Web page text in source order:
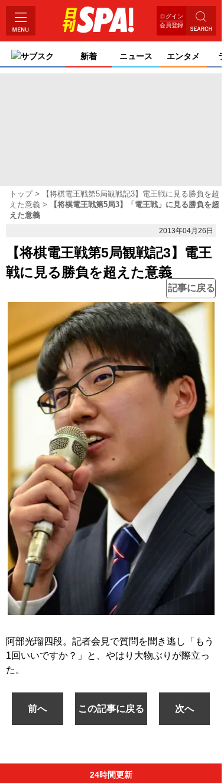
ログイン
会員登録
サブスク 新着 ニュース エンタメ
トップ
【将棋電王戦第5局観戦記3】電王戦に見る勝負を超
えた意義
【将棋電王戦第5局3】「電王戦」に見る勝負を超
えた意義
2013年04月26日
【将棋電王戦第5局観戦記3】電王
戦に見る勝負を超えた意義
記事に戻る
阿部光瑠四段。記者会見で質問を聞き逃し「もう
1回いいですか？」と、やはり大物ぶりが際立っ
た。
前へ この記事に戻る 次へ
24時間更新